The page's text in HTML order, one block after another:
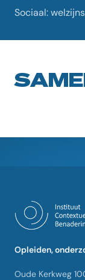
Sociaal:
Opleiden,
Oude Kerkweg